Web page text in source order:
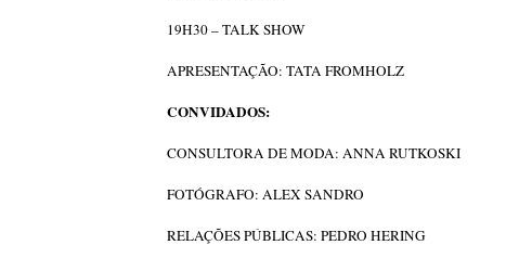
19H30 – TALK SHOW
APRESENTAÇÃO: TATA FROMHOLZ
CONVIDADOS:
CONSULTORA DE MODA: ANNA RUTKOSKI
FOTÓGRAFO: ALEX SANDRO
RELAÇÕES PÚBLICAS: PEDRO HERING